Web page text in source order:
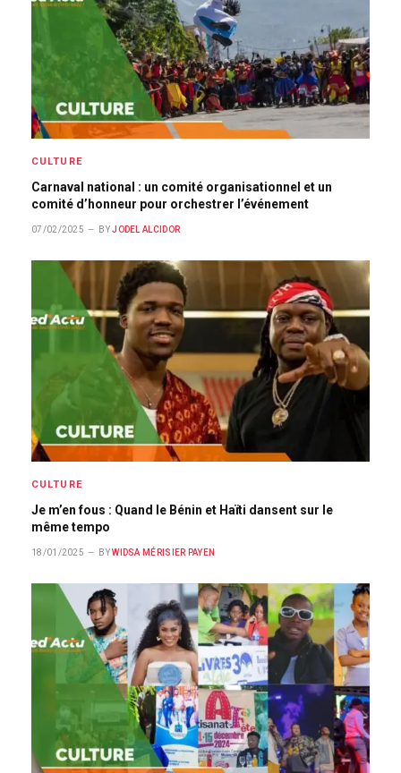
CULTURE
Carnaval national : un comité organisationnel et un
comité d’honneur pour orchestrer l’événement
07/02/2025 BY JODEL ALCIDOR
CULTURE
Je m’en fous : Quand le Bénin et Haïti dansent sur le
même tempo
18/01/2025 BY WIDSA MÉRISIER PAYEN